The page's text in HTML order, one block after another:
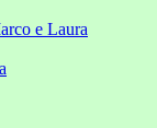
e Laura